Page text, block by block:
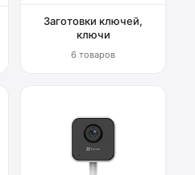
Заготовки ключей,
ключи
6 товаров